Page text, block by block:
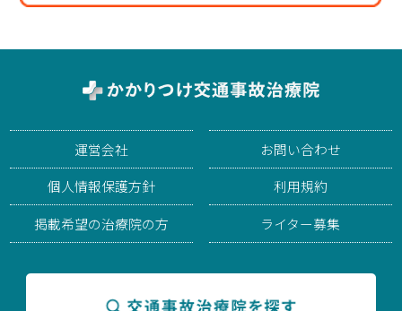
運営会社
個人情報保護方針
掲載希望の治療院の方
お問い合わせ
利用規約
ライター募集